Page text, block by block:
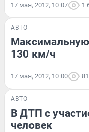
17 мая, 2012, 10:07 1
АВТО
Максимальную
130 км/ч
17 мая, 2012, 10:00
АВТО
В ДТП с
человек